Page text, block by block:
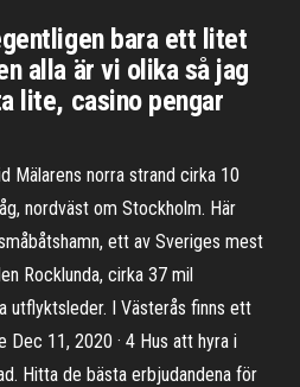
bara ett litet
alla är vi olika så jag
lite, casino pengar
Mälarens norra strand cirka 10
nordväst om Stockholm. Här
ett av Sveriges mest
Rocklunda, cirka 37 mil
utflyktsleder. I Västerås finns ett
11, 2020 · 4 Hus att hyra i
Hitta de bästa erbjudandena för